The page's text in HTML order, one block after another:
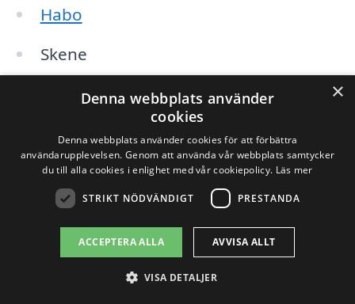
Habo
Skene
Jönköping
Mullsjö
Gränna
Tenhult
Bishop
×
Denna webbplats använder
cookies
Denna webbplats använder cookies för att förbättra
användarupplevelsen. Genom att använda vår webbplats samtycker
du till alla cookies i enlighet med vår cookiepolicy. Läs mer
STRIKT NÖDVÄNDIGT PRESTANDA
ACCEPTERA ALLA AVVISA ALLT
VISA DETALJER